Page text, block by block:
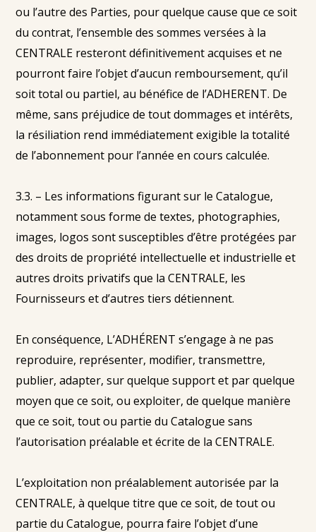
ou l’autre des Parties, pour quelque cause que ce soit
du contrat, l’ensemble des sommes versées à la
CENTRALE resteront définitivement acquises et ne
pourront faire l’objet d’aucun remboursement, qu’il
soit total ou partiel, au bénéfice de l’ADHERENT. De
même, sans préjudice de tout dommages et intérêts,
la résiliation rend immédiatement exigible la totalité
de l’abonnement pour l’année en cours calculée.
3.3. – Les informations figurant sur le Catalogue,
notamment sous forme de textes, photographies,
images, logos sont susceptibles d’être protégées par
des droits de propriété intellectuelle et industrielle et
autres droits privatifs que la CENTRALE, les
Fournisseurs et d’autres tiers détiennent.
En conséquence, L’ADHÉRENT s’engage à ne pas
reproduire, représenter, modifier, transmettre,
publier, adapter, sur quelque support et par quelque
moyen que ce soit, ou exploiter, de quelque manière
que ce soit, tout ou partie du Catalogue sans
l’autorisation préalable et écrite de la CENTRALE.
L’exploitation non préalablement autorisée par la
CENTRALE, à quelque titre que ce soit, de tout ou
partie du Catalogue, pourra faire l’objet d’une